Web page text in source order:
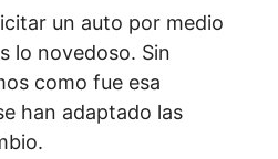
un auto por medio
lo novedoso. Sin
como fue esa
han adaptado las